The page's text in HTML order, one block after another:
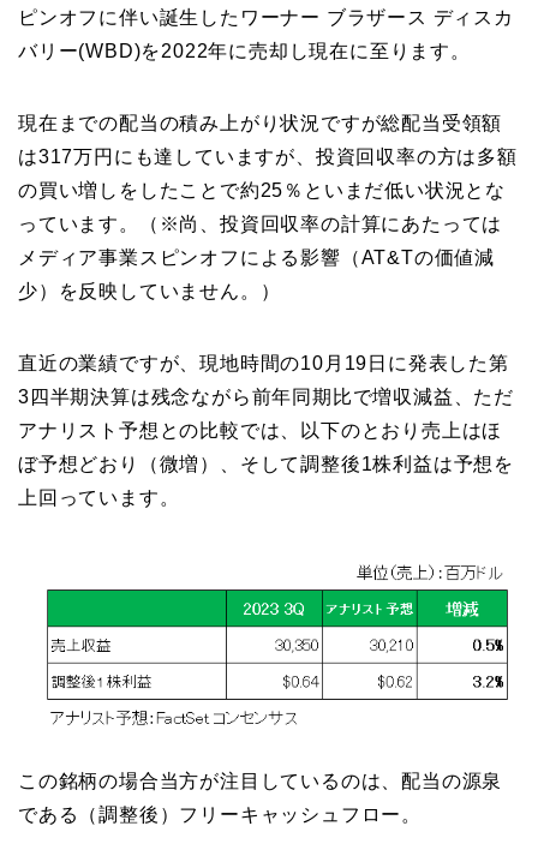
ピンオフに伴い誕生したワーナー ブラザース ディスカ
バリー(WBD)を2022年に売却し現在に至ります。
現在までの配当の積み上がり状況ですが総配当受領額
は317万円にも達していますが、投資回収率の方は多額
の買い増しをしたことで約25％といまだ低い状況とな
っています。（※尚、投資回収率の計算にあたっては
メディア事業スピンオフによる影響（AT&Tの価値減
少）を反映していません。）
直近の業績ですが、現地時間の10月19日に発表した第
3四半期決算は残念ながら前年同期比で増収減益、ただ
アナリスト予想との比較では、以下のとおり売上はほ
ぼ予想どおり（微増）、そして調整後1株利益は予想を
上回っています。
この銘柄の場合当方が注目しているのは、配当の源泉
である（調整後）フリーキャッシュフロー。